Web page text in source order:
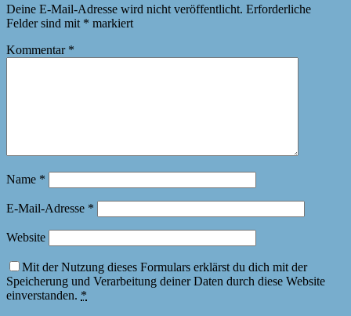
Deine E-Mail-Adresse wird nicht veröffentlicht. Erforderliche
Felder sind mit * markiert
Kommentar *
Name *
E-Mail-Adresse *
Website
Mit der Nutzung dieses Formulars erklärst du dich mit der
Speicherung und Verarbeitung deiner Daten durch diese Website
einverstanden. *